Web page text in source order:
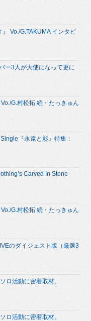
Vo./G.TAKUMA インタビ
ー3人が大使になって更に
G.村松拓 続・たっきゅん
『永遠と影』特集：
Carved In Stone
G.村松拓 続・たっきゅん
のダイジェスト版（厳選3
ロ活動に密着取材。
ロ活動に密着取材。